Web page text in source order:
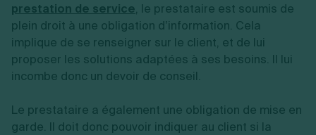
prestation de service, le prestataire est soumis de
plein droit à une obligation d’information. Cela
implique de se renseigner sur le client, et de lui
proposer les solutions adaptées à ses besoins. Il lui
incombe donc un devoir de conseil.
Le prestataire a également une obligation de mise en
garde. Il doit donc pouvoir indiquer au client si la